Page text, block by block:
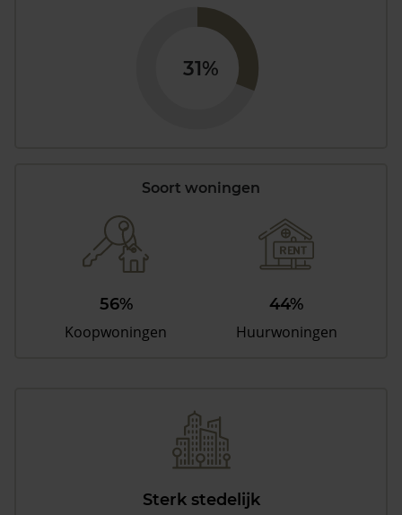
31%
Soort woningen
56%
Koopwoningen
44%
Huurwoningen
Sterk stedelijk